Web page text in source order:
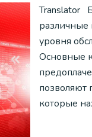
Translator
различные
уровня
Основные
позволяют
которые